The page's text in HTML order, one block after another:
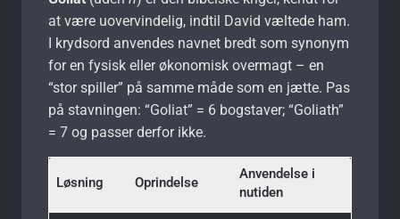
at være uovervindelig, indtil David væltede ham.
I krydsord anvendes navnet bredt som synonym
for en fysisk eller økonomisk overmagt – en
“stor spiller” på samme måde som en jætte. Pas
på stavningen: “Goliat” = 6 bogstaver; “Goliath”
= 7 og passer derfor ikke.
Løsning Oprindelse
Anvendelse i
nutiden